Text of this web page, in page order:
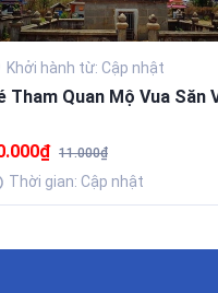
Khởi hành từ: Cập nhật
Tham Quan Mộ Vua Săn
11.000₫
Thời gian: Cập nhật